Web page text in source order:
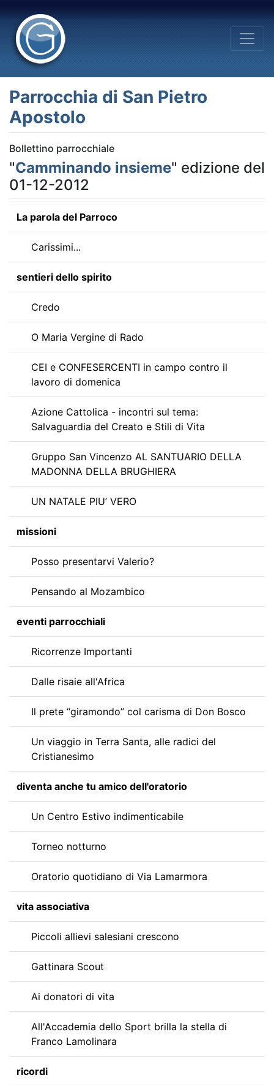
Parrocchia di San Pietro
Apostolo
Bollettino parrocchiale
"Camminando insieme" edizione del
01-12-2012
La parola del Parroco
Carissimi...
sentieri dello spirito
Credo
O Maria Vergine di Rado
CEI e CONFESERCENTI in campo contro il
lavoro di domenica
Azione Cattolica - incontri sul tema:
Salvaguardia del Creato e Stili di Vita
Gruppo San Vincenzo AL SANTUARIO DELLA
MADONNA DELLA BRUGHIERA
UN NATALE PIU’ VERO
missioni
Posso presentarvi Valerio?
Pensando al Mozambico
eventi parrocchiali
Ricorrenze Importanti
Dalle risaie all'Africa
Il prete “giramondo” col carisma di Don Bosco
Un viaggio in Terra Santa, alle radici del
Cristianesimo
diventa anche tu amico dell'oratorio
Un Centro Estivo indimenticabile
Torneo notturno
Oratorio quotidiano di Via Lamarmora
vita associativa
Piccoli allievi salesiani crescono
Gattinara Scout
Ai donatori di vita
All'Accademia dello Sport brilla la stella di
Franco Lamolinara
ricordi